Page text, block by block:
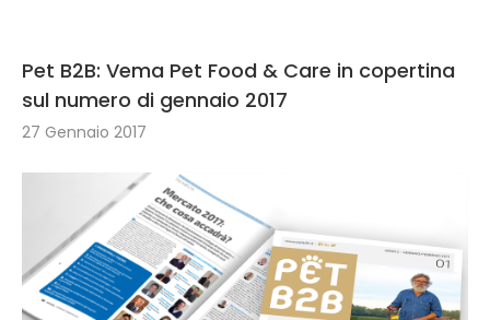
Pet B2B: Vema Pet Food & Care in copertina
sul numero di gennaio 2017
27 Gennaio 2017